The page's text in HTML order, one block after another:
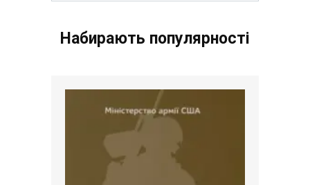
Набирають популярності